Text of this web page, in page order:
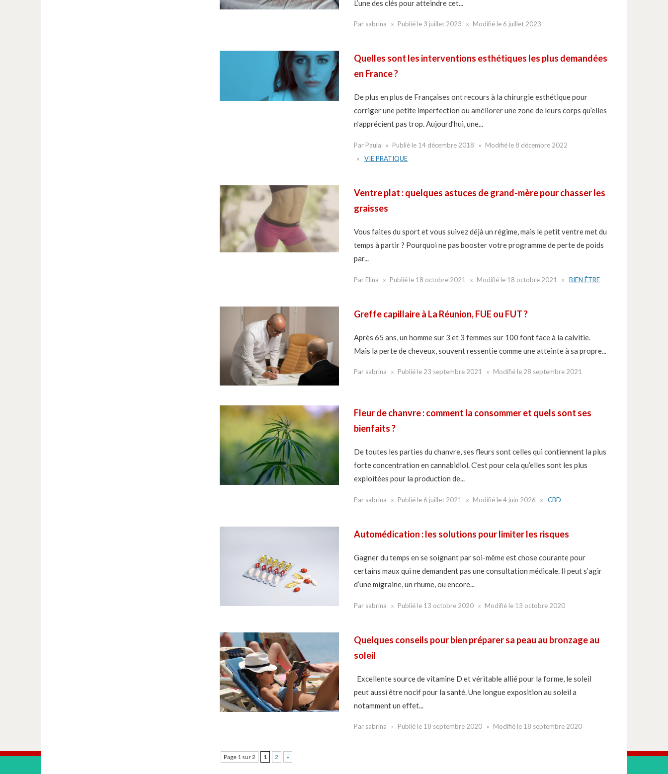
L’une des clés pour atteindre cet...
Par sabrina Publié le 3 juillet 2023 Modifié le 6 juillet 2023
Quelles sont les interventions esthétiques les plus demandées
en France ?
De plus en plus de Françaises ont recours à la chirurgie esthétique pour
corriger une petite imperfection ou améliorer une zone de leurs corps qu’elles
n’apprécient pas trop. Aujourd’hui, une...
Par Paula Publié le 14 décembre 2018 Modifié le 8 décembre 2022
VIE PRATIQUE
Ventre plat : quelques astuces de grand-mère pour chasser les
graisses
Vous faites du sport et vous suivez déjà un régime, mais le petit ventre met du
temps à partir ? Pourquoi ne pas booster votre programme de perte de poids
par...
Par Elina Publié le 18 octobre 2021 Modifié le 18 octobre 2021 BIEN ÊTRE
Greffe capillaire à La Réunion, FUE ou FUT ?
Après 65 ans, un homme sur 3 et 3 femmes sur 100 font face à la calvitie.
Mais la perte de cheveux, souvent ressentie comme une atteinte à sa propre...
Par sabrina Publié le 23 septembre 2021 Modifié le 28 septembre 2021
Fleur de chanvre : comment la consommer et quels sont ses
bienfaits ?
De toutes les parties du chanvre, ses fleurs sont celles qui contiennent la plus
forte concentration en cannabidiol. C’est pour cela qu’elles sont les plus
exploitées pour la production de...
Par sabrina Publié le 6 juillet 2021 Modifié le4 juin 2026 CBD
Automédication : les solutions pour limiter les risques
Gagner du temps en se soignant par soi-même est chose courante pour
certains maux qui ne demandent pas une consultation médicale. Il peut s’agir
d’une migraine, un rhume, ou encore...
Par sabrina Publié le 13 octobre 2020 Modifié le 13 octobre 2020
Quelques conseils pour bien préparer sa peau au bronzage au
soleil
Excellente source de vitamine D et véritable allié pour la forme, le soleil
peut aussi être nocif pour la santé. Une longue exposition au soleil a
notamment un effet...
Par sabrina Publié le 18 septembre 2020 Modifié le 18 septembre 2020
Page 1 sur 2 1 2 »